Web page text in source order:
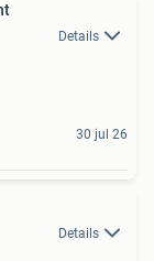
Details
30 jul 26
Details